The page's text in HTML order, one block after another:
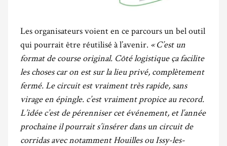
Les organisateurs voient en ce parcours un bel outil
qui pourrait être réutilisé à l’avenir. « C’est un
format de course original. Côté logistique ça facilite
les choses car on est sur la lieu privé, complètement
fermé. Le circuit est vraiment très rapide, sans
virage en épingle. c’est vraiment propice au record.
L’idée c’est de pérenniser cet événement, et l’année
prochaine il pourrait s’insérer dans un circuit de
corridas avec notamment Houilles ou Issy-les-